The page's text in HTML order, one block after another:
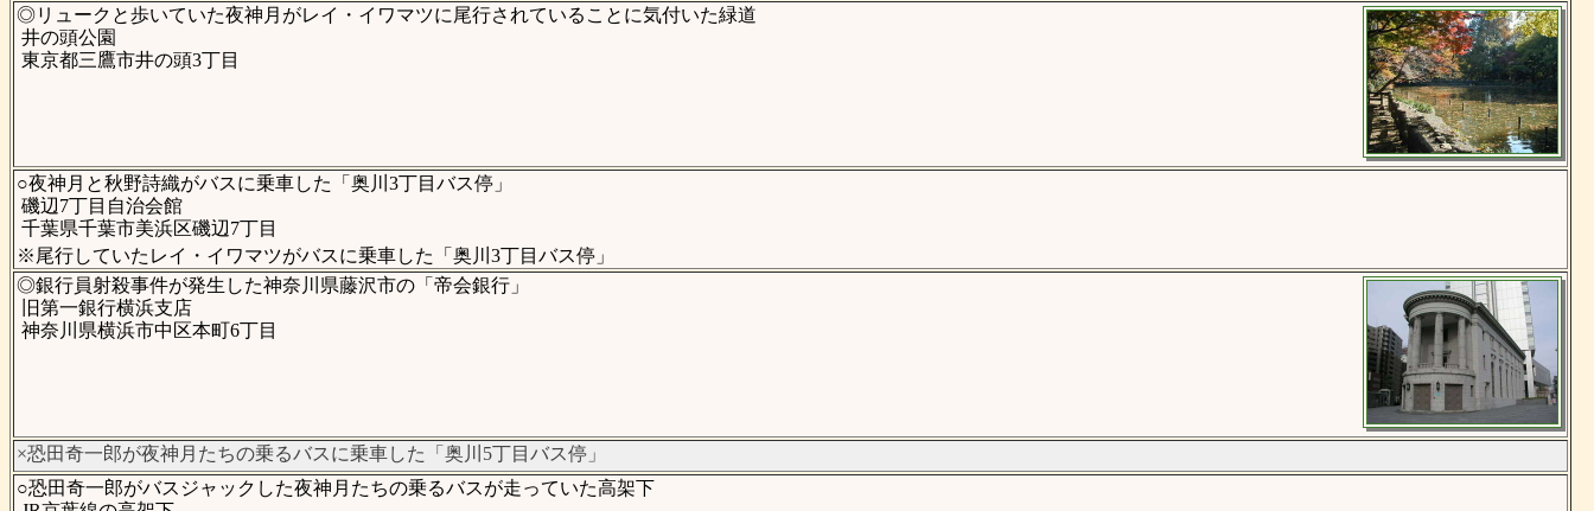
◎リュークと歩いていた夜神月がレイ・イワマツに尾行されていることに気付いた緑道
井の頭公園
東京都三鷹市井の頭3丁目
○夜神月と秋野詩織がバスに乗車した「奥川3丁目バス停」
磯辺7丁目自治会館
千葉県千葉市美浜区磯辺7丁目
※尾行していたレイ・イワマツがバスに乗車した「奥川3丁目バス停」
◎銀行員射殺事件が発生した神奈川県藤沢市の「帝会銀行」
旧第一銀行横浜支店
神奈川県横浜市中区本町6丁目
×恐田奇一郎が夜神月たちの乗るバスに乗車した「奥川5丁目バス停」
○恐田奇一郎がバスジャックした夜神月たちの乗るバスが走っていた高架下